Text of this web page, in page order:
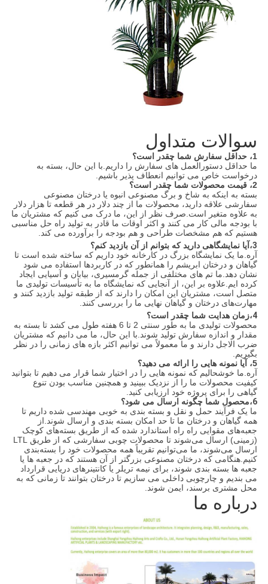
سوالات متداول
1، حداقل سفارش شما چقدر است؟
ما حداقل دستورالعمل های سفارش را داریم.با این حال، بسته به
درخواست خاص می توانیم انعطاف پذیر باشیم.
2، قیمت محصولات شما چقدر است؟
بسته به اینکه به شاخ و برگ مصنوعی انبوه یا درختان مصنوعی
سفارشی علاقه دارید، محصولات ما از چند دلار در هر قطعه تا هزار دلار
به علاوه متغیر است.صرف نظر از این، ما درک می کنیم که مشتریان ما
با بودجه مالی کار می کنند و اکثر اوقات ما قادر به تولید راه حل مناسبی
هستیم که هم مشخصات طراحی و هم بودجه را برآورده می کند.
3، آیا نمایشگاهی دارید که بتوانم از آن بازدید کنم؟
آره.ما یک نمایشگاه بزرگ در کارخانه خود داریم که ساخته شده است تا
گیاهان و درختان ابریشم را همانطور که در کاربردها استفاده می شود
نشان دهد.ما تم های مختلفی از جمله گرمسیری، بیابان و آسیایی ایجاد
کرده ایم.علاوه بر این، از آنجایی که نمایشگاه ما به تأسیسات تولیدی ما
متصل است، مشتریان این امکان را دارند که از طبقه تولید بازدید کنند و
مهارت‌های درختان و گیاهان نهایی ما را بررسی کنند.
4، زمان هدایت شما چقدر است؟
محصولات تولیدی ما به طور سنتی 2 تا 6 هفته طول می کشد تا بسته به
مقدار و اندازه سفارش تولید شوند.با این حال، ما می دانیم که مشتریان
ضرب الاجل دارند و ما معمولاً می توانیم اکثر بازه های زمانی را در نظر
بگیریم.
5، آیا نمونه هایی را ارائه می دهید؟
آره.ما خوشحالیم که نمونه هایی را در اختیار شما قرار می دهیم تا بتوانید
کیفیت محصولات ما را از نزدیک ببینید و همچنین مناسب بودن تنوع
گیاهی را برای پروژه خود ارزیابی کنید.
6، محصول شما چگونه ارسال می شود؟
ما یک فرآیند حمل و نقل و بسته بندی به خوبی مهندسی شده داریم تا
همه گیاهان و درختان ما تا حد امکان بسته بندی و ارسال شوند.از
جعبه‌های مقوایی راه راه استاندارد شده که از طریق بسته‌های کوچک
(زمینی) ارسال می‌شوند تا محصولات چوبی سفارشی که از طریق LTL
ارسال می‌شوند، ما می‌توانیم تقریباً همه محصولات خود را بسته‌بندی
کنیم.هنگامی که درختان مصنوعی بزرگتر از آن هستند که در جعبه ها یا
جعبه ها بسته بندی شوند، برای نیمه تریلر یا کانتینرهای دریایی قرارداد
می بندیم و چارچوبی داخلی می سازیم تا درختان بتوانند تا زمانی که به
محل مشتری برسند، ایمن شوند.
درباره ما